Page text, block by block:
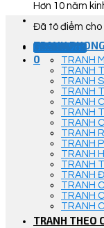
Hơn 10 năm
Đã tô điểm cho
Góc Tư Vấn
0
TRANH
TRANH
TRANH
TRANH
TRANH
TRANH
TRANH
TRANH
TRANH
TRANH
TRANH
TRANH
TRANH
TRANH
TRANH
TRANH
TRANH THEO